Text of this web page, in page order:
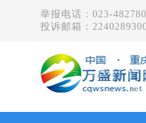
举报电话：023-
投诉邮箱：